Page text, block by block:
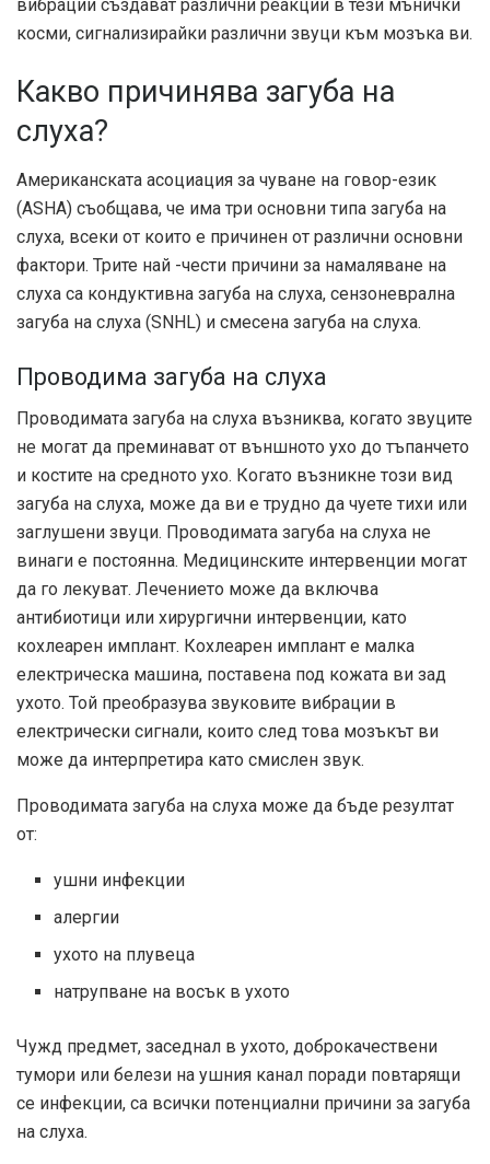
вибрации създават различни реакции в тези мънички
косми, сигнализирайки различни звуци към мозъка ви.
Какво причинява загуба на
слуха?
Американската асоциация за чуване на говор-език
(ASHA) съобщава, че има три основни типа загуба на
слуха, всеки от които е причинен от различни основни
фактори. Трите най -чести причини за намаляване на
слуха са кондуктивна загуба на слуха, сензоневрална
загуба на слуха (SNHL) и смесена загуба на слуха.
Проводима загуба на слуха
Проводимата загуба на слуха възниква, когато звуците
не могат да преминават от външното ухо до тъпанчето
и костите на средното ухо. Когато възникне този вид
загуба на слуха, може да ви е трудно да чуете тихи или
заглушени звуци. Проводимата загуба на слуха не
винаги е постоянна. Медицинските интервенции могат
да го лекуват. Лечението може да включва
антибиотици или хирургични интервенции, като
кохлеарен имплант. Кохлеарен имплант е малка
електрическа машина, поставена под кожата ви зад
ухото. Той преобразува звуковите вибрации в
електрически сигнали, които след това мозъкът ви
може да интерпретира като смислен звук.
Проводимата загуба на слуха може да бъде резултат
от:
ушни инфекции
алергии
ухото на плувеца
натрупване на восък в ухото
Чужд предмет, заседнал в ухото, доброкачествени
тумори или белези на ушния канал поради повтарящи
се инфекции, са всички потенциални причини за загуба
на слуха.